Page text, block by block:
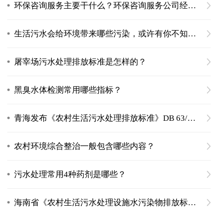
环保咨询服务主要干什么？环保咨询服务公司经营范围
生活污水会给环境带来哪些污染，或许有你不知道的危害
屠宰场污水处理排放标准是怎样的？
黑臭水体检测常用哪些指标？
青海发布《农村生活污水处理排放标准》DB 63/T 1777—2020
农村环境综合整治一般包含哪些内容？
污水处理常用4种药剂是哪些？
海南省《农村生活污水处理设施水污染物排放标准》DB46/483-2019